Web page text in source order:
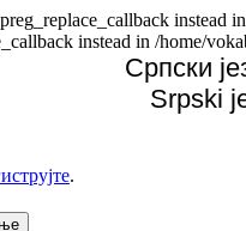
instead in /home/
Српски
Srpski
.